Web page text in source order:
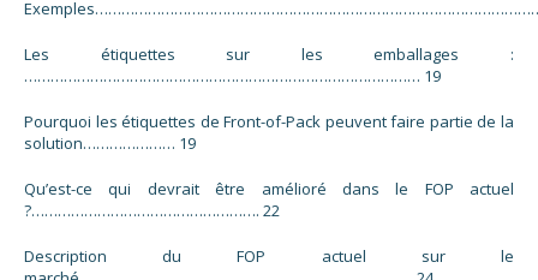
Les étiquettes sur les emballages :
……………………………………………………………………………… 19
Pourquoi les étiquettes de Front-of-Pack peuvent faire partie de la
solution………………… 19
Qu’est-ce qui devrait être amélioré dans le FOP actuel
?……………………………………………. 22
Description du FOP actuel sur le